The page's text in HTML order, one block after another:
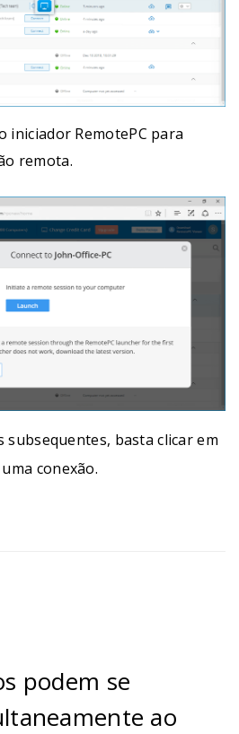
iniciador RemotePC para
remota.
subsequentes, basta clicar em
conexão.
podem se
ao